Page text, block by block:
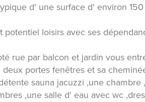
d' une surface d' environ
loisirs avec ses
rue par balcon et jardin vous
portes fenêtres et sa
sauna jacuzzi ,une chambre
,une salle d' eau avec wc